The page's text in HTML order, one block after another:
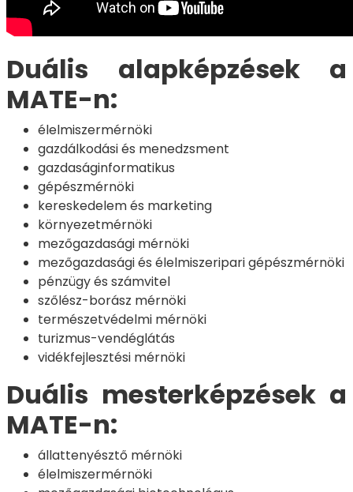
Duális alapképzések a
MATE-n:
élelmiszermérnöki
gazdálkodási és menedzsment
gazdaságinformatikus
gépészmérnöki
kereskedelem és marketing
környezetmérnöki
mezőgazdasági mérnöki
mezőgazdasági és élelmiszeripari gépészmérnöki
pénzügy és számvitel
szőlész-borász mérnöki
természetvédelmi mérnöki
turizmus-vendéglátás
vidékfejlesztési mérnöki
Duális mesterképzések a
MATE-n:
állattenyésztő mérnöki
élelmiszermérnöki